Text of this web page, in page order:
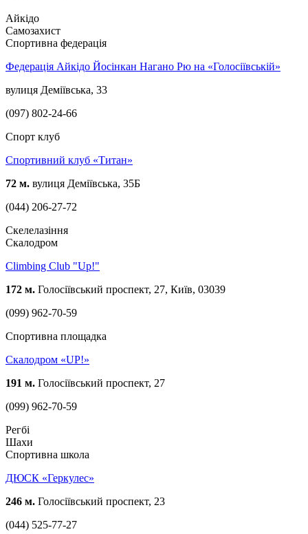
Айкідо
Самозахист
Спортивна федерація
Федерація Айкідо Йосінкан Нагано Рю на «Голосіївській»
вулиця Деміївська, 33
(097) 802-24-66
Спорт клуб
Спортивний клуб «Титан»
72 м. вулиця Деміївська, 35Б
(044) 206-27-72
Скелелазіння
Скалодром
Climbing Club "Up!"
172 м. Голосіївський проспект, 27, Київ, 03039
(099) 962-70-59
Спортивна площадка
Скалодром «UP!»
191 м. Голосіївський проспект, 27
(099) 962-70-59
Регбі
Шахи
Спортивна школа
ДЮСК «Геркулес»
246 м. Голосіївський проспект, 23
(044) 525-77-27